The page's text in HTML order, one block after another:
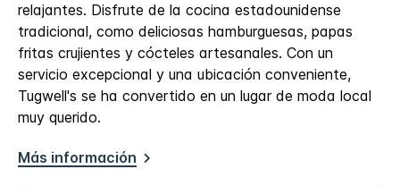
relajantes. Disfrute de la cocina estadounidense
tradicional, como deliciosas hamburguesas, papas
fritas crujientes y cócteles artesanales. Con un
servicio excepcional y una ubicación conveniente,
Tugwell's se ha convertido en un lugar de moda local
muy querido.
Más información